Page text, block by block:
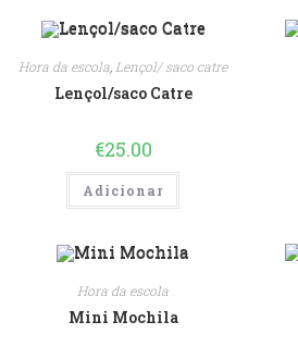
Hora da escola Lençol/ saco catre
Lençol/saco Catre
€25.00
Adicionar
Hora da escola
Mini Mochila